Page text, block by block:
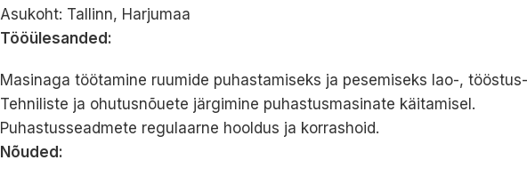
Asukoht: Tallinn, Harjumaa
Tööülesanded:
Masinaga töötamine ruumide puhastamiseks ja pesemiseks lao-,
Tehniliste ja ohutusnõuete järgimine puhastusmasinate käitamisel.
Puhastusseadmete regulaarne hooldus ja korrashoid.
Nõuded: